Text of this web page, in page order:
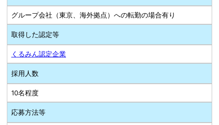
グループ会社（東京、海外拠点）への転勤の場合有り
取得した認定等
くるみん認定企業
採用人数
10名程度
応募方法等